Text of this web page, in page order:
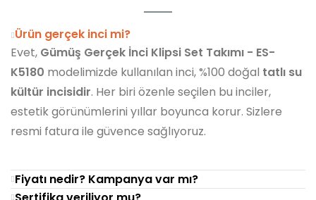
Ürün gerçek inci mi?
Evet, Gümüş Gerçek İnci Klipsi Set Takımı - ES-
K5180 modelimizde kullanılan inci, %100 doğal tatlı su
kültür incisidir. Her biri özenle seçilen bu inciler,
estetik görünümlerini yıllar boyunca korur. Sizlere
resmi fatura ile güvence sağlıyoruz.
Fiyatı nedir? Kampanya var mı?